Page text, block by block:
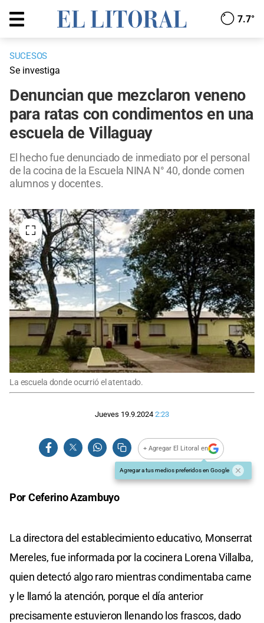
7.7°
SUCESOS
Se investiga
Denuncian que mezclaron veneno
para ratas con condimentos en una
escuela de Villaguay
El hecho fue denunciado de inmediato por el personal
de la cocina de la Escuela NINA N° 40, donde comen
alumnos y docentes.
La escuela donde ocurrió el atentado.
Jueves 19.9.2024 2:23
+ Agregar El Litoral en
Agregar a tus medios preferidos en Google
Por Ceferino Azambuyo
La directora del establecimiento educativo, Monserrat
Mereles, fue informada por la cocinera Lorena Villalba,
quien detectó algo raro mientras condimentaba carne
y le llamó la atención, porque el día anterior
precisamente estuvieron llenando los frascos, dado